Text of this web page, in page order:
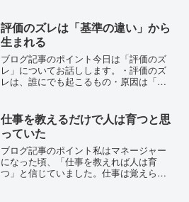
積み重ねが「できる空気」を作る・責任
者は無理をさせるだけでな...
評価のズレは「基準の違い」から
生まれる
ブログ記事のポイント今日は「評価のズ
レ」についてお話しします。・評価のズ
レは、誰にでも起こるもの・原因は「基
響」を見ている・ズレは悪いことではな
く、成長のきっかけになる・大...
仕事を教えるだけで人は育つと思
っていた
ブログ記事のポイント私はマネージャー
になった頃、「仕事を教えれば人は育
つ」と信じていました。仕事は覚えられ